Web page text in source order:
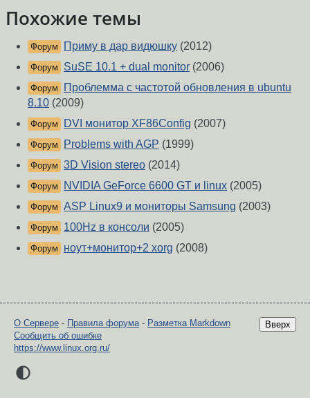
Похожие темы
Форум Приму в дар видюшку (2012)
Форум SuSE 10.1 + dual monitor (2006)
Форум
Проблемма с частотой обновления в ubuntu
8.10 (2009)
Форум DVI монитор XF86Config (2007)
Форум Problems with AGP (1999)
Форум 3D Vision stereo (2014)
Форум NVIDIA GeForce 6600 GT и linux (2005)
Форум ASP Linux9 и мониторы Samsung (2003)
Форум 100Hz в консоли (2005)
Форум ноут+монитор+2 xorg (2008)
Вверх
О Сервере - Правила форума- Разметка Markdown
Сообщить об ошибке
https://www.linux.org.ru/